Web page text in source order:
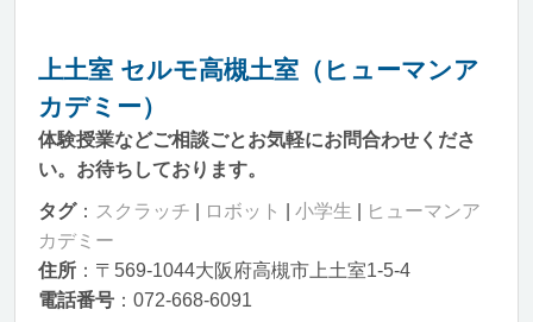
上土室 セルモ高槻土室（ヒューマンア
カデミー）
体験授業などご相談ごとお気軽にお問合わせくださ
い。お待ちしております。
タグ： スクラッチ ロボット 小学生
ヒューマンア
カデミー
住所 ：〒569-1044大阪府高槻市上土室1-5-4
電話番号 ：072-668-6091